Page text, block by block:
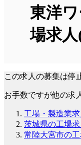
東洋
場求人
この求人の募集は停
お手数ですが他の求
工場・製造業求
茨城県の工場求
常陸大宮市の工